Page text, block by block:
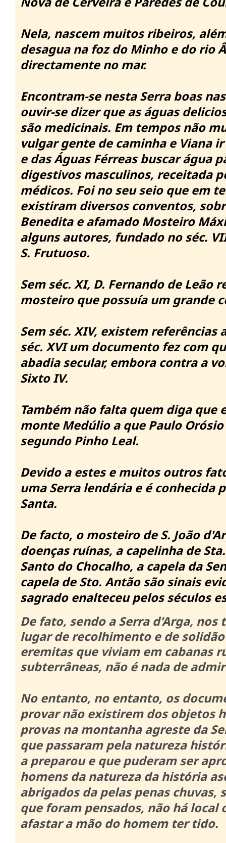
Nela, nascem muitos ribeiros,
desagua na foz do Minho e do rio
directamente no mar.
Encontram-se nesta Serra boas
ouvir-se dizer que as águas
são medicinais. Em tempos não
vulgar gente de caminha e Viana
e das Águas Férreas buscar água
digestivos masculinos, receitada
médicos. Foi no seu seio que em
existiram diversos conventos,
Benedita e afamado Mosteiro
alguns autores, fundado no séc.
S. Frutuoso.
Sem séc. XI, D. Fernando de Leão
mosteiro que possuía um grande
Sem séc. XIV, existem referências
séc. XVI um documento fez com
abadia secular, embora contra a
Sixto IV.
Também não falta quem diga que
monte Medúlio a que Paulo
segundo Pinho Leal.
Devido a estes e muitos outros
uma Serra lendária e é conhecida
Santa.
De facto, o mosteiro de S. João
doenças ruínas, a capelinha de Sta.
Santo do Chocalho, a capela da
capela de Sto. Antão são sinais
sagrado enalteceu pelos séculos
De fato, sendo a Serra d'Arga,
lugar de recolhimento e de
eremitas que viviam em cabanas
subterrâneas, não é nada de
No entanto, no entanto, os
provar não existirem dos objetos
provas na montanha agreste da
que passaram pela natureza
a preparou e que puderam ser
homens da natureza da história
abrigados da pelas penas chuvas,
que foram pensados, não há local
afastar a mão do homem ter tido.